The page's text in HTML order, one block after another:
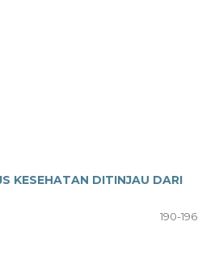
KESEHATAN DITINJAU DARI
190-196